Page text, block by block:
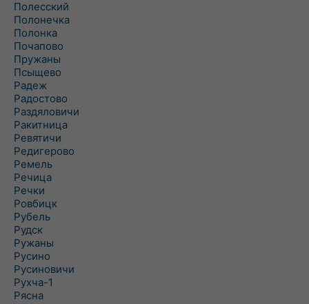
Полесский
Полонечка
Полонка
Почапово
Пружаны
Псыщево
Радеж
Радостово
Раздяловичи
Ракитница
Ревятичи
Редигерово
Ремель
Речица
Речки
Ровбицк
Рубель
Рудск
Ружаны
Русино
Русиновичи
Рухча-1
Рясна